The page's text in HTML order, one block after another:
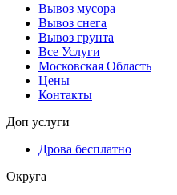
Вывоз мусора
Вывоз снега
Вывоз грунта
Все Услуги
Московская Область
Цены
Контакты
Доп услуги
Дрова бесплатно
Округа